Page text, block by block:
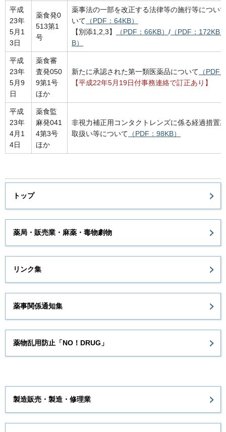
平成
23年
5月1
3日
薬食発0
513第1
号
薬事法の一部を改正する法律等の施行等につい
いて （PDF：64KB）
【別添1,2,3】
（PDF：66KB） / （PDF：172KB
B）
平成
23年
5月9
日
薬食審
査発050
9第1号
ほか
新たに承認された第一類医薬品について （PDF
【平成22年5月19日付事務連絡で訂正あり】
平成
23年
4月1
4日
薬食監
麻発041
4第3号
ほか
非視力補正用コンタクトレンズに係る経過措置
取扱い等について （PDF：98KB）
トップ
薬局・販売業・麻薬・毒物劇物
リンク集
薬事関係通知集
薬物乱用防止「NO！DRUG」
製造販売・製造・修理業